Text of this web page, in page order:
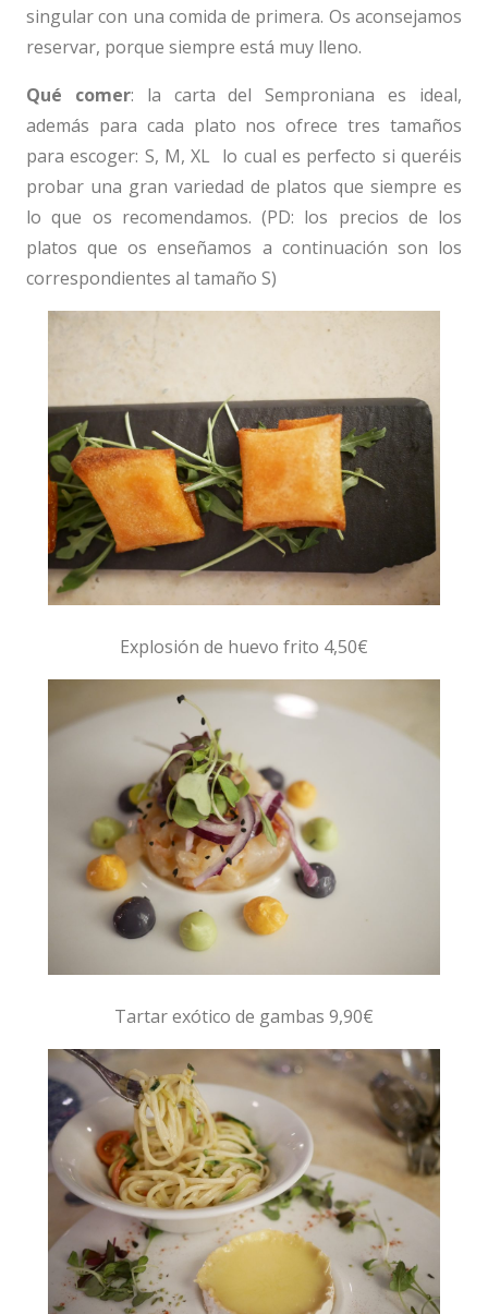
singular con una comida de primera. Os aconsejamos
reservar, porque siempre está muy lleno.
Qué comer: la carta del Semproniana es ideal,
además para cada plato nos ofrece tres tamaños
para escoger: S, M, XL lo cual es perfecto si queréis
probar una gran variedad de platos que siempre es
lo que os recomendamos. (PD: los precios de los
platos que os enseñamos a continuación son los
correspondientes al tamaño S)
Explosión de huevo frito 4,50€
Tartar exótico de gambas 9,90€